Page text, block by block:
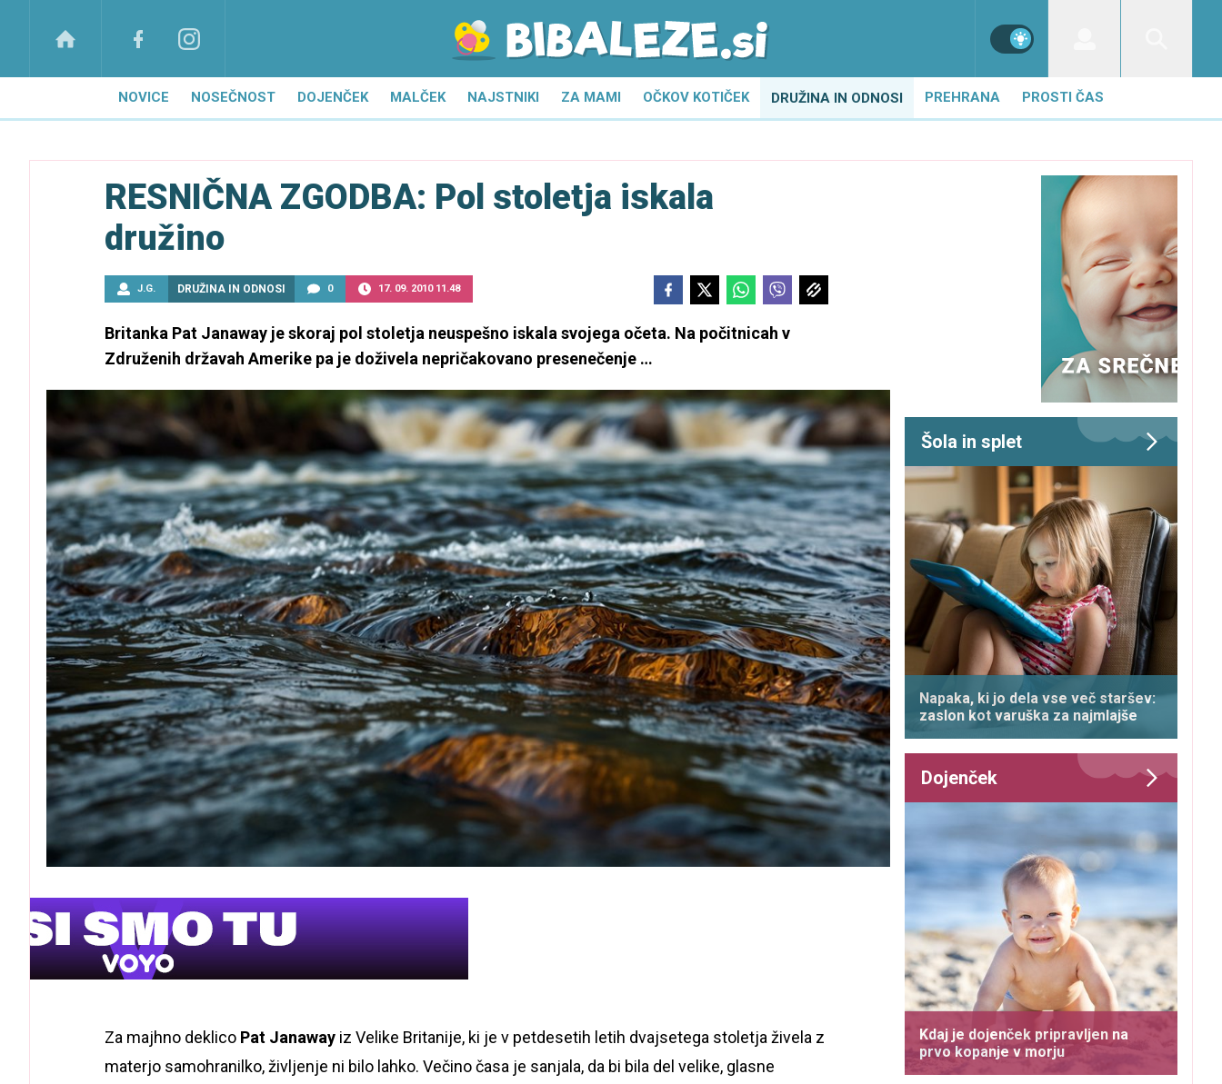
NOVICE NOSEČNOST DOJENČEK MALČEK NAJSTNIKI ZA MAMI OČKOV KOTIČEK DRUŽINA IN ODNOSI PREHRANA PROSTI ČAS
RESNIČNA ZGODBA: Pol stoletja iskala
družino
J.G. DRUŽINA IN ODNOSI 0 17. 09. 2010 11.48
Britanka Pat Janaway je skoraj pol stoletja neuspešno iskala svojega očeta. Na počitnicah v
Združenih državah Amerike pa je doživela nepričakovano presenečenje …
Za majhno deklico Pat Janaway iz Velike Britanije, ki je v petdesetih letih dvajsetega stoletja živela z
materjo samohranilko, življenje ni bilo lahko. Večino časa je sanjala, da bi bila del velike, glasne
Šola in splet
Napaka, ki jo dela vse več staršev:
zaslon kot varuška za najmlajše
Dojenček
Kdaj je dojenček pripravljen na
prvo kopanje v morju